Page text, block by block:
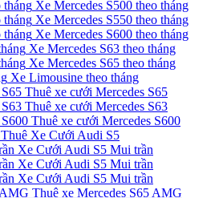
Xe Mercedes S500 theo tháng
Xe Mercedes S550 theo tháng
Xe Mercedes S600 theo tháng
Xe Mercedes S63 theo tháng
Xe Mercedes S65 theo tháng
Xe Limousine theo tháng
Thuê xe cưới Mercedes S65
Thuê xe cưới Mercedes S63
Thuê xe cưới Mercedes S600
Thuê Xe Cưới Audi S5
Xe Cưới Audi S5 Mui trần
Xe Cưới Audi S5 Mui trần
Xe Cưới Audi S5 Mui trần
Thuê xe Mercedes S65 AMG